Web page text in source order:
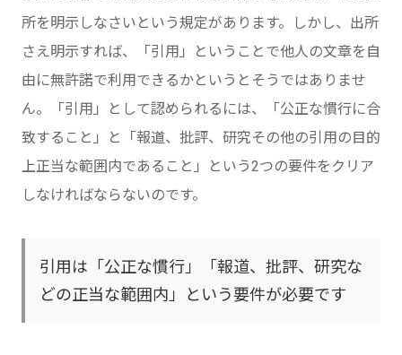
所を明示しなさいという規定があります。しかし、出所
さえ明示すれば、「引用」ということで他人の文章を自
由に無許諾で利用できるかというとそうではありませ
ん。「引用」として認められるには、「公正な慣行に合
致すること」と「報道、批評、研究その他の引用の目的
上正当な範囲内であること」という2つの要件をクリア
しなければならないのです。
引用は「公正な慣行」「報道、批評、研究な
どの正当な範囲内」という要件が必要です